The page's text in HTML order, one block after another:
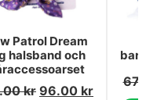
Patrol Dream
halsband och
kr 96.00 kr